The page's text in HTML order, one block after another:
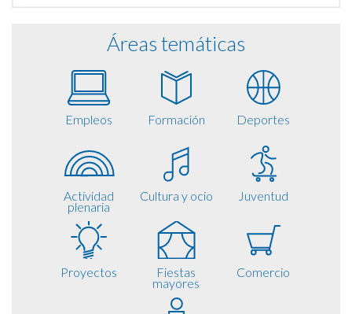
Áreas temáticas
Empleos Formación Deportes
Actividad
plenaria
Cultura y ocio Juventud
Proyectos Fiestas
mayores
Comercio